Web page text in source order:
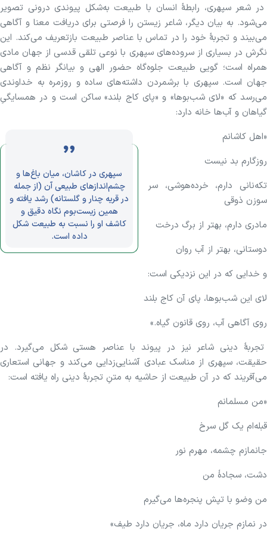
در شعر سپهری، رابطهٔ انسان با طبیعت به‌شکل پیوندی درونی تصویر
می‌شود. به بیان دیگر، شاعر زیستن را فرصتی برای دریافت معنا و آگاهی
می‌بیند و تجربهٔ خود را در تماس با عناصر طبیعت بازتعریف می‌کند. این
نگرش در بسیاری از سروده‌های سپهری با نوعی تلقی قدسی از جهان مادی
همراه است؛ گویی طبیعت جلوه‌گاه حضور الهی و بیانگر نظم و آگاهی
جهان است. سپهری با برشمردن داشته‌های ساده و روزمره به خداوندی
می‌رسد که «لای شب‌بوها» و «پای کاج بلند» ساکن است و در همسایگیِ
گیاهان و آب‌ها خانه دارد:
سپهری در کاشان، میان باغ‌ها و
چشم‌انداز‌های طبیعی آن (از جمله
در قریه چنار و گلستانه) رشد یافته و
همین زیست‌بوم نگاه دقیق و
کاشف او را نسبت به طبیعت شکل
داده است.
«اهل کاشانم
روزگارم بد نیست
تکه‌نانی دارم، خرده‌هوشی، سر
سوزن ذوقی‌
مادری دارم، بهتر از برگ درخت
دوستانی، بهتر از آب روان
و خدایی که در این نزدیکی است:
لای این شب‌بوها، پای آن کاج بلند
روی آگاهی آب، روی قانون گیاه.»
تجربهٔ دینی شاعر نیز در پیوند با عناصر هستی شکل می‌گیرد. در
حقیقت، سپهری از مناسک عبادی آشنایی‌زدایی می‌کند و جهانی استعاری
می‌آفریند که در آن طبیعت از حاشیه به متنِ تجربهٔ دینی راه یافته است:
«من مسلمانم
قبله‌ام یک گل سرخ
جانمازم چشمه، مهرم نور
دشت، سجادهٔ من
من وضو با تپش پنجره‌ها می‌گیرم
در نمازم جریان دارد ماه، جریان دارد طیف»